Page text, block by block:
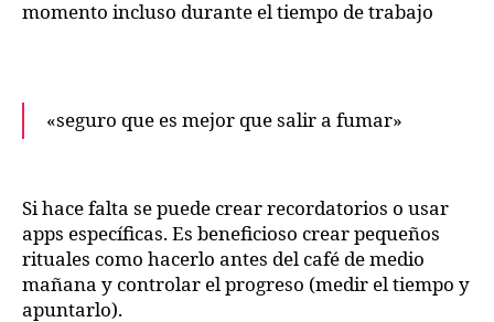
momento incluso durante el tiempo de trabajo
«seguro que es mejor que salir a fumar»
Si hace falta se puede crear recordatorios o usar
apps específicas. Es beneficioso crear pequeños
rituales como hacerlo antes del café de medio
mañana y controlar el progreso (medir el tiempo y
apuntarlo).